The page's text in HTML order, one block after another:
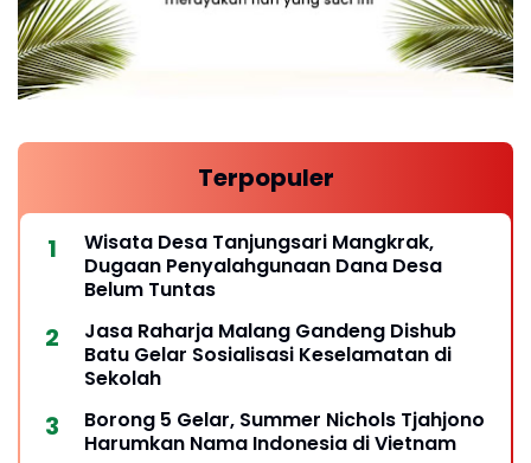
Terpopuler
Wisata Desa Tanjungsari Mangkrak,
Dugaan Penyalahgunaan Dana Desa
Belum Tuntas
Jasa Raharja Malang Gandeng Dishub
Batu Gelar Sosialisasi Keselamatan di
Sekolah
Borong 5 Gelar, Summer Nichols Tjahjono
Harumkan Nama Indonesia di Vietnam